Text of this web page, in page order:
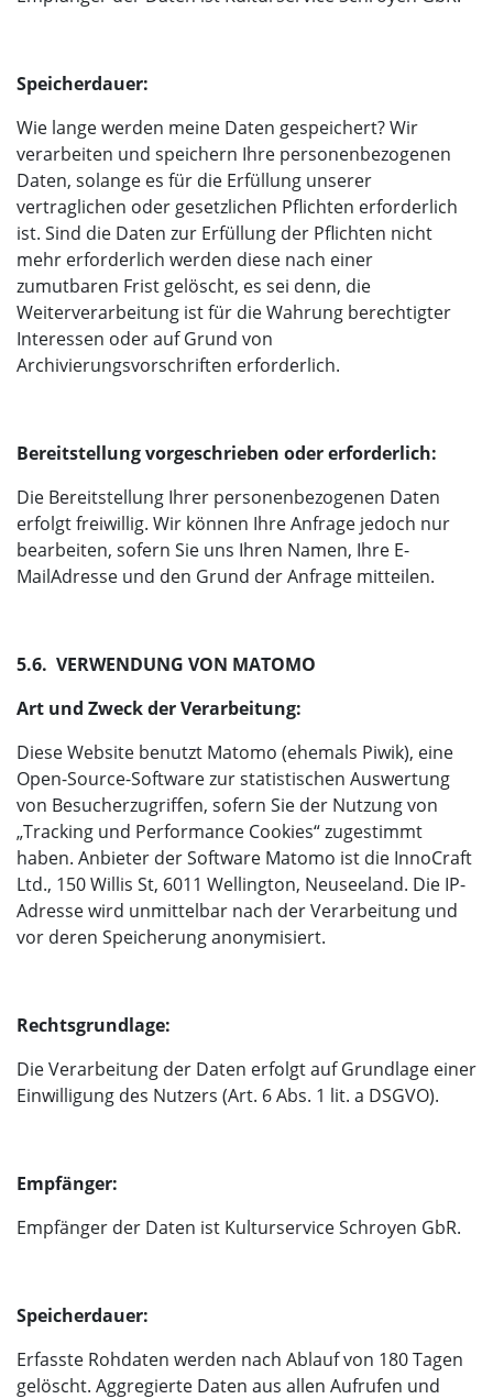
Speicherdauer:
Wie lange werden meine Daten gespeichert? Wir
verarbeiten und speichern Ihre personenbezogenen
Daten, solange es für die Erfüllung unserer
vertraglichen oder gesetzlichen Pflichten erforderlich
ist. Sind die Daten zur Erfüllung der Pflichten nicht
mehr erforderlich werden diese nach einer
zumutbaren Frist gelöscht, es sei denn, die
Weiterverarbeitung ist für die Wahrung berechtigter
Interessen oder auf Grund von
Archivierungsvorschriften erforderlich.
Bereitstellung vorgeschrieben oder erforderlich:
Die Bereitstellung Ihrer personenbezogenen Daten
erfolgt freiwillig. Wir können Ihre Anfrage jedoch nur
bearbeiten, sofern Sie uns Ihren Namen, Ihre E-
MailAdresse und den Grund der Anfrage mitteilen.
5.6. VERWENDUNG VON MATOMO
Art und Zweck der Verarbeitung:
Diese Website benutzt Matomo (ehemals Piwik), eine
Open-Source-Software zur statistischen Auswertung
von Besucherzugriffen, sofern Sie der Nutzung von
„Tracking und Performance Cookies“ zugestimmt
haben. Anbieter der Software Matomo ist die InnoCraft
Ltd., 150 Willis St, 6011 Wellington, Neuseeland. Die IP-
Adresse wird unmittelbar nach der Verarbeitung und
vor deren Speicherung anonymisiert.
Rechtsgrundlage:
Die Verarbeitung der Daten erfolgt auf Grundlage einer
Einwilligung des Nutzers (Art. 6 Abs. 1 lit. a DSGVO).
Empfänger:
Empfänger der Daten ist Kulturservice Schroyen GbR.
Speicherdauer:
Erfasste Rohdaten werden nach Ablauf von 180 Tagen
gelöscht. Aggregierte Daten aus allen Aufrufen und